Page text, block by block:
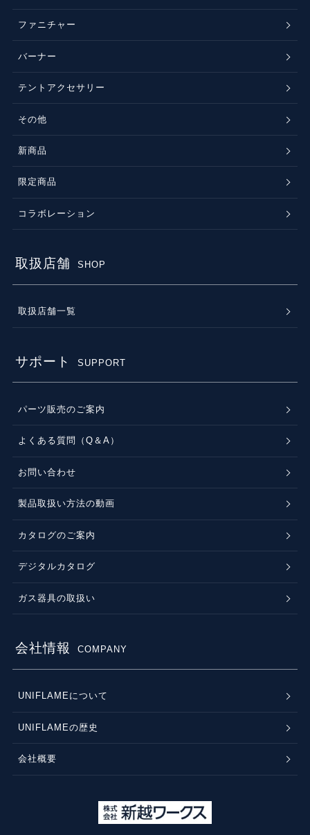
ファニチャー
バーナー
テントアクセサリー
その他
新商品
限定商品
コラボレーション
取扱店舗 SHOP
取扱店舗一覧
サポート SUPPORT
パーツ販売のご案内
よくある質問（Q＆A）
お問い合わせ
製品取扱い方法の動画
カタログのご案内
デジタルカタログ
ガス器具の取扱い
会社情報 COMPANY
UNIFLAMEについて
UNIFLAMEの歴史
会社概要